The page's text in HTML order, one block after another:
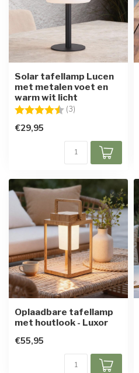
Solar tafellamp Lucen
met metalen voet en
warm wit licht
Beoordeling: (3)
€29,95
Oplaadbare tafellamp
met houtlook - Luxor
€55,95